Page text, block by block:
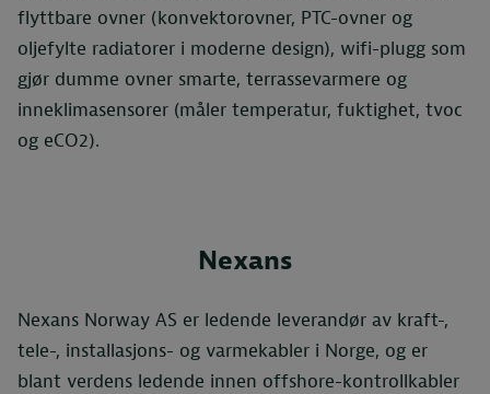
flyttbare ovner (konvektorovner, PTC-ovner og
oljefylte radiatorer i moderne design), wifi-plugg som
gjør dumme ovner smarte, terrassevarmere og
inneklimasensorer (måler temperatur, fuktighet, tvoc
og eCO2).
Nexans
Nexans Norway AS er ledende leverandør av kraft-,
tele-, installasjons- og varmekabler i Norge, og er
blant verdens ledende innen offshore-kontrollkabler